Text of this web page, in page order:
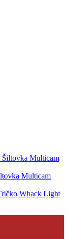
Multicam
Multicam
Whack Light